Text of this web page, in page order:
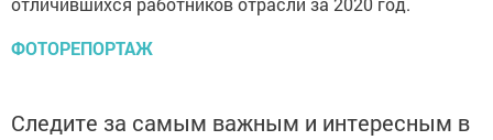
ФОТОРЕПОРТАЖ
Следите за самым важным и интересным в